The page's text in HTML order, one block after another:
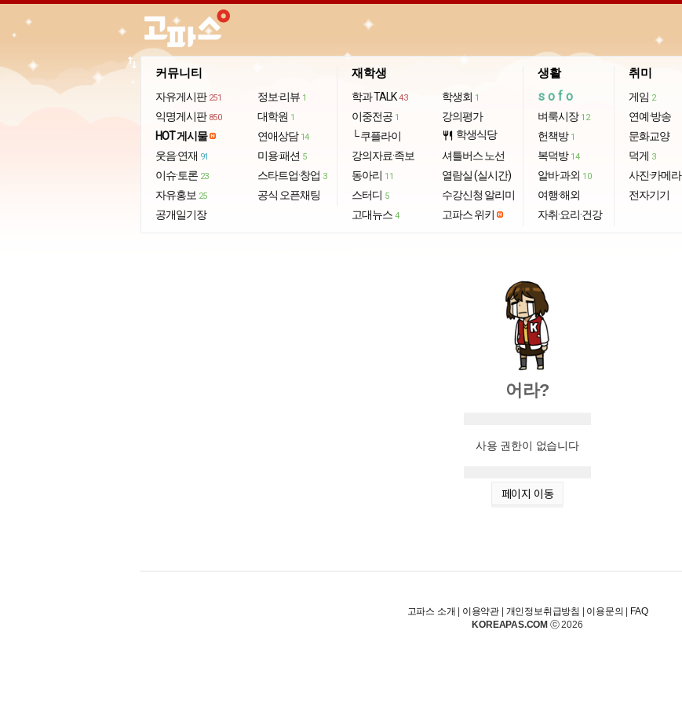
커뮤니티
자유게시판 251
익명게시판 850
HOT 게시물
웃음·연재 91
이슈·토론 23
자유홍보 25
공개일기장
정보·리뷰 1
대학원 1
연애상담 14
미용·패션 5
스타트업·창업 3
공식 오픈채팅
재학생
학과 TALK 43
이중전공 1
└ 쿠플라이
강의자료·족보
동아리 11
스터디 5
고대뉴스 4
학생회 1
강의평가
restaurant 학생식당
셔틀버스 노선
열람실 (실시간)
수강신청 알리미
고파스 위키
생활
sofo
벼룩시장 12
헌책방 1
복덕방 14
알바·과외 10
여행·해외
자취·요리·건강
취미
게임 2
연예·방송
문화교양
덕게 3
사진·카메라
전자기기
import_export
어라?
사용 권한이 없습니다
페이지 이동
고파스 소개 이용약관 개인정보취급방침 이용문의
FAQ
KOREAPAS.COM ⓒ 2026